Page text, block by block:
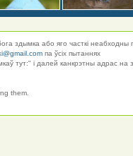
здымка або яго часткі неабходны
па ўсіх пытаннях
тут:" і далей канкрэтны адрас на
them.